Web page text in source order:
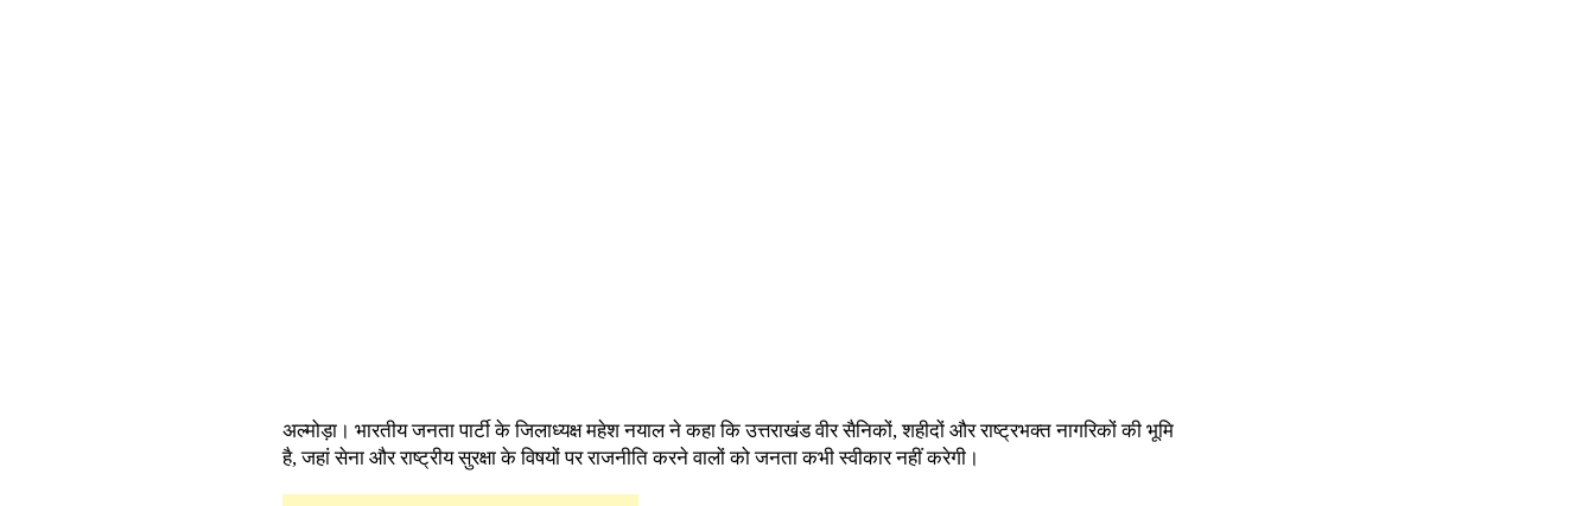
अल्मोड़ा। भारतीय जनता पार्टी के जिलाध्यक्ष महेश नयाल ने कहा कि उत्तराखंड वीर सैनिकों, शहीदों और राष्ट्रभक्त नागरिकों की भूमि
है, जहां सेना और राष्ट्रीय सुरक्षा के विषयों पर राजनीति करने वालों को जनता कभी स्वीकार नहीं करेगी।